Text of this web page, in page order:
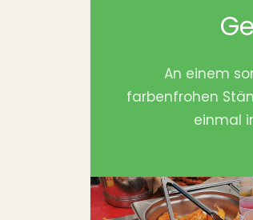
An einem
farbenfrohen
einmal